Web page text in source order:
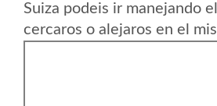
Suiza podeis ir manejando
cercaros o alejaros en el